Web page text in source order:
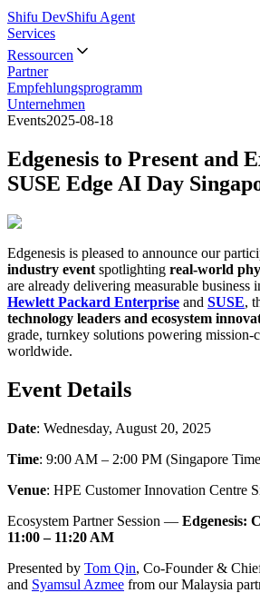
Shifu DevShifu Agent
Services
Ressourcen
Partner
Empfehlungsprogramm
Unternehmen
Events2025-08-18
Edgenesis to Present and
SUSE Edge AI Day
Edgenesis is pleased to announce our
industry event spotlighting real-world
are already delivering measurable business
Hewlett Packard Enterprise and SUSE,
technology leaders and ecosystem
grade, turnkey solutions powering mission-
worldwide.
Event Details
Date: Wednesday, August 20, 2025
Time: 9:00 AM – 2:00 PM (Singapore
Venue: HPE Customer Innovation Centre
Ecosystem Partner Session — Edgenesis:
11:00 – 11:20 AM
Presented by Tom Qin, Co-Founder &
and Syamsul Azmee from our Malaysia